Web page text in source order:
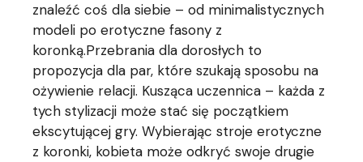
znaleźć coś dla siebie – od minimalistycznych
modeli po erotyczne fasony z
koronką.Przebrania dla dorosłych to
propozycja dla par, które szukają sposobu na
ożywienie relacji. Kusząca uczennica – każda z
tych stylizacji może stać się początkiem
ekscytującej gry. Wybierając stroje erotyczne
z koronki, kobieta może odkryć swoje drugie